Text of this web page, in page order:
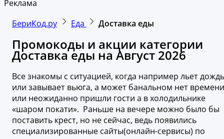
Реклама
БериКод.ру
Еда Доставка еды
Промокоды и акции категории
Доставка еды на Август 2026
Все знакомы с ситуацией, когда например льет дождь
или завывает вьюга, а может банальном нет времени
или неожиданно пришли гости а в холодильнике
«шаром покати». Раньше на вечере можно было бы
поставить крест, но не сейчас, ведь появились
специализированные сайты(онлайн-сервисы) по